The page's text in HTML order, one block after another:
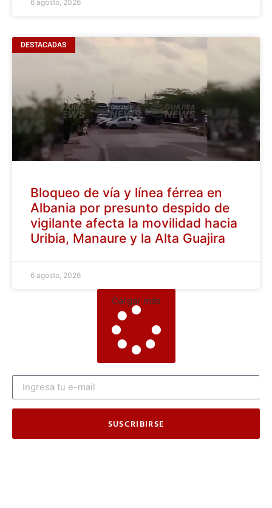
6 agosto, 2026
DESTACADAS
Bloqueo de vía y línea férrea en
Albania por presunto despido de
vigilante afecta la movilidad hacia
Uribia, Manaure y la Alta Guajira
6 agosto, 2026
Cargar más
SUSCRIBIRSE